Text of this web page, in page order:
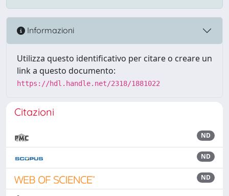
Informazioni
Utilizza questo identificativo per citare o creare un
link a questo documento:
https://hdl.handle.net/2318/1881022
Citazioni
ND
ND
ND